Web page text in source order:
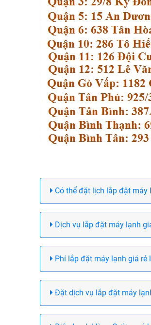
Có thể đặt lịch lắp đặt máy
Dịch vụ lắp đặt máy lạnh
Phí lắp đặt máy lạnh giá rẻ
Đặt dịch vụ lắp đặt máy